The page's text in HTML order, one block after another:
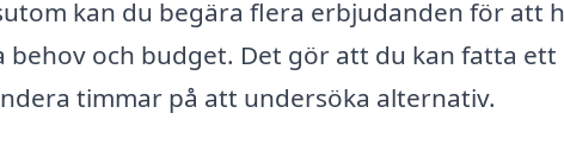
kan du begära flera erbjudanden för att
och budget. Det gör att du kan fatta ett
timmar på att undersöka alternativ.